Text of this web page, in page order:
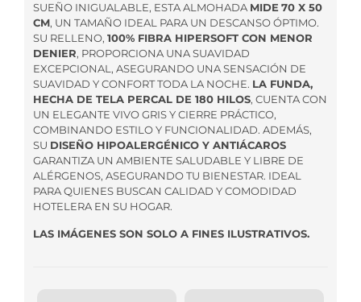
SUEÑO INIGUALABLE, ESTA ALMOHADA MIDE 70 X 50
CM, UN TAMAÑO IDEAL PARA UN DESCANSO ÓPTIMO.
SU RELLENO, 100% FIBRA HIPERSOFT CON MENOR
DENIER, PROPORCIONA UNA SUAVIDAD
EXCEPCIONAL, ASEGURANDO UNA SENSACIÓN DE
SUAVIDAD Y CONFORT TODA LA NOCHE. LA FUNDA,
HECHA DE TELA PERCAL DE 180 HILOS, CUENTA CON
UN ELEGANTE VIVO GRIS Y CIERRE PRÁCTICO,
COMBINANDO ESTILO Y FUNCIONALIDAD. ADEMÁS,
SU DISEÑO HIPOALERGÉNICO Y ANTIÁCAROS
GARANTIZA UN AMBIENTE SALUDABLE Y LIBRE DE
ALÉRGENOS, ASEGURANDO TU BIENESTAR. IDEAL
PARA QUIENES BUSCAN CALIDAD Y COMODIDAD
HOTELERA EN SU HOGAR.
LAS IMÁGENES SON SOLO A FINES ILUSTRATIVOS.